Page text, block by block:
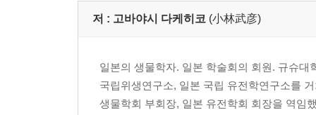
저 : 고바야시 다케히코 (小林武彦)
일본의 생물학자. 일본 학술회의 회원. 규슈
국립위생연구소, 일본 국립 유전학연구소를
생물학회 부회장, 일본 유전학회 회장을 역임